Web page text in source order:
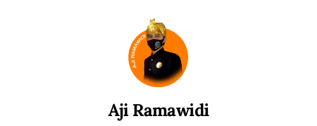
Aji Ramawidi